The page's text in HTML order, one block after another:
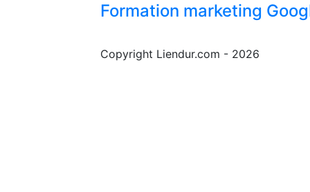
Formation marketing
Copyright Liendur.com - 2026